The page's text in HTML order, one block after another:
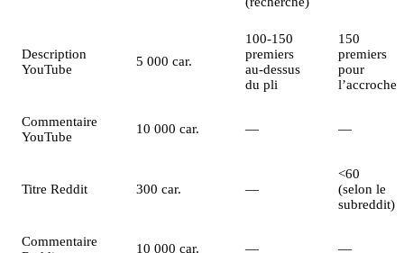
Description
YouTube
5 000 car.
100-150
premiers
au-dessus
du pli
150
premiers
pour
l’accroche
Commentaire
YouTube
10 000 car. — —
Titre Reddit 300 car. —
<60
(selon le
subreddit)
Commentaire
10 000 car. — —